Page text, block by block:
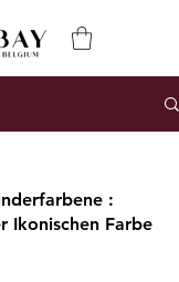
:
Ikonischen Farbe